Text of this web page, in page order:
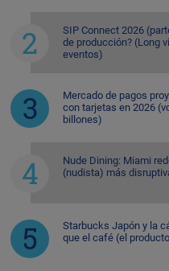
SIP Connect 2026
de producción? (Long
eventos)
Mercado de pagos
con tarjetas en 2026
billones)
Nude Dining: Miami
(nudista) más
Starbucks Japón y la
que el café (el